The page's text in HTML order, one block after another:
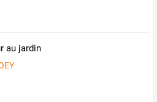
au jardin